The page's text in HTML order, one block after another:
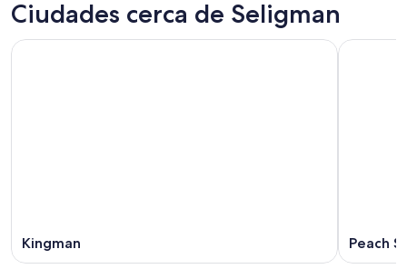
Ciudades cerca de Seligman
Kingman Peach